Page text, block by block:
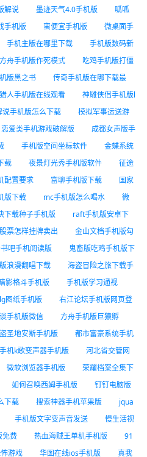
解说 墨迹天气4.0手机版
呱呱
手机版 蛮便宜手机版
微桌面手
手机主版在哪里下载
手机版数码新
方舟手机版作死模式
吃鸡手机版打僵
版黑之书
传奇手机版在哪下载最
猎人手机版在线观看
神雕侠侣手机版l
说手机版怎么下载
模拟军事运送游
恋爱类手机游戏破解版
成都女声版手
手机版空间坐标软件
金蝶系统
载 夜景灯光秀手机版软件
征途
配置要求 富聊手机版下载
国家
版下载 mc手机版怎么喝水
微
下载种子手机版
raft手机版安卓下
票怎样挂牌卖出
金山文档手机版勾
吧手机阅读版
鬼畜版吃鸡手机版下
浪漫翻唱下载
海盗冒险之旅下载手
影格斗手机版
手机版学习通视
图纸手机版
右江论坛手机版网页登
手机版微信
方舟手机版巨猿孵
圣地安斯手机版
都市富豪系统手机
手机k歌变声器手机版
河北省交管网
微软浏览器手机版
荣耀档案全集下
如何召唤西姆手机版
钉钉电脑版
下载 搜索神器手机苹果版
jqua
手机版文字变声音发送
慢生活视
免费 热血海贼王单机手机版
91
游戏 华图在线ios手机版
真我